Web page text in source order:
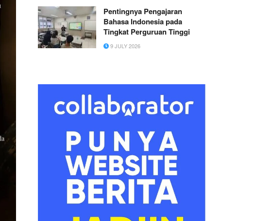
Pentingnya Pengajaran
Bahasa Indonesia pada
Tingkat Perguruan Tinggi
9 JULY 2026